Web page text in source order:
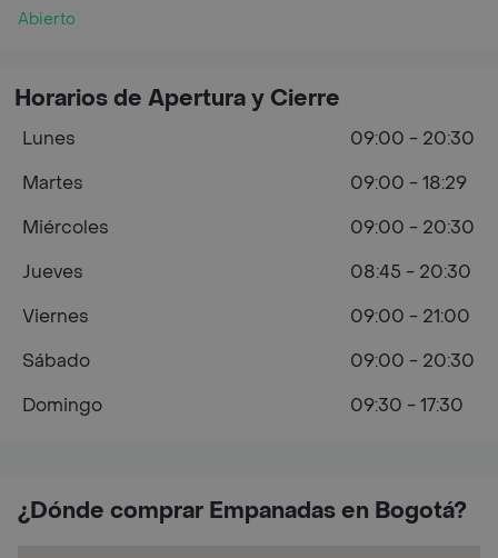
Abierto
¿Dónde comprar Empanadas en Bogotá?
Horarios de Apertura y Cierre
Lunes
09:00 - 20:30
Martes
09:00 - 18:29
Miércoles
09:00 - 20:30
Jueves
08:45 - 20:30
Viernes
09:00 - 21:00
Sábado
09:00 - 20:30
Domingo
09:30 - 17:30